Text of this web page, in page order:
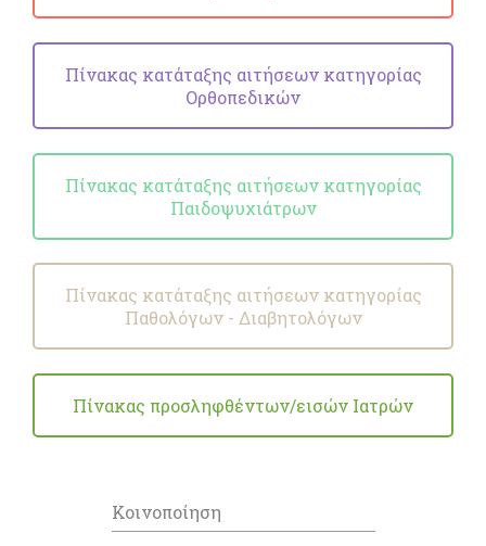
Πίνακας κατάταξης αιτήσεων κατηγορίας
Ορθοπεδικών
Πίνακας κατάταξης αιτήσεων κατηγορίας
Παιδοψυχιάτρων
Πίνακας κατάταξης αιτήσεων κατηγορίας
Παθολόγων - Διαβητολόγων
Πίνακας προσληφθέντων/εισών Ιατρών
Κοινοποίηση